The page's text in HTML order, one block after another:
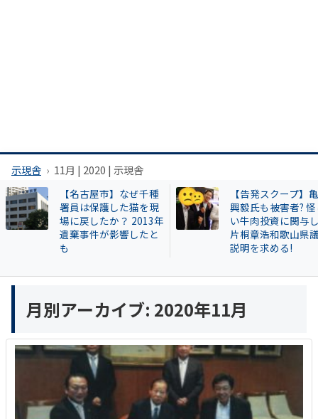
示現舎 11月 | 2020 | 示現舎
【名古屋市】なぜ千種
署員は保護した猫を現
場に戻したか？ 2013年
遺棄事件が影響したと
も
【告発スクープ】
興毅氏も被害者?
い牛肉投資に関与
片桐章浩和歌山県
説明を求める!
月別アーカイブ: 2020年11月